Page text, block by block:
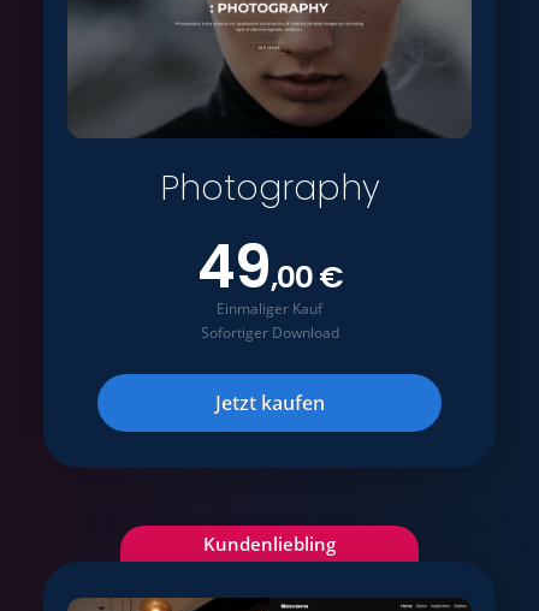
Photography
49,00 €
Einmaliger Kauf
Sofortiger Download
Jetzt kaufen
Kundenliebling